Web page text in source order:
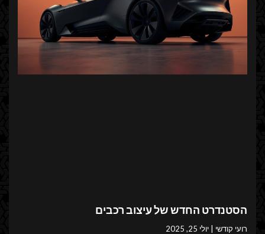
הסטנדרט החדש של עיצוב רכבים
רועי קודשי יולי 25, 2025